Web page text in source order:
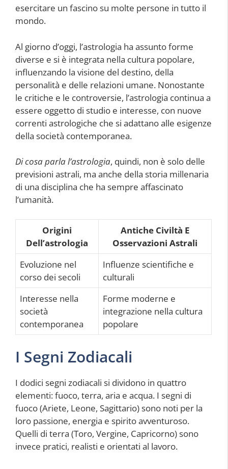
esercitare un fascino su molte persone in tutto il
mondo.
Al giorno d’oggi, l’astrologia ha assunto forme
diverse e si è integrata nella cultura popolare,
influenzando la visione del destino, della
personalità e delle relazioni umane. Nonostante
le critiche e le controversie, l’astrologia continua a
essere oggetto di studio e interesse, con nuove
correnti astrologiche che si adattano alle esigenze
della società contemporanea.
Di cosa parla l’astrologia, quindi, non è solo delle
previsioni astrali, ma anche della storia millenaria
di una disciplina che ha sempre affascinato
l’umanità.
Origini
Dell’astrologia
Antiche Civiltà E
Osservazioni Astrali
Evoluzione nel
corso dei secoli
Influenze scientifiche e
culturali
Interesse nella
società
contemporanea
Forme moderne e
integrazione nella cultura
popolare
I Segni Zodiacali
I dodici segni zodiacali si dividono in quattro
elementi: fuoco, terra, aria e acqua. I segni di
fuoco (Ariete, Leone, Sagittario) sono noti per la
loro passione, energia e spirito avventuroso.
Quelli di terra (Toro, Vergine, Capricorno) sono
invece pratici, realisti e orientati al lavoro.